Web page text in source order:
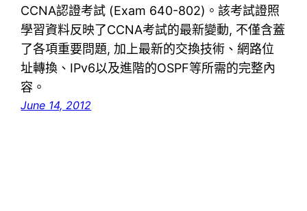
CCNA認證考試 (Exam 640-802)。該考試證照
學習資料反映了CCNA考試的最新變動, 不僅含蓋
了各項重要問題, 加上最新的交換技術、網路位
址轉換、IPv6以及進階的OSPF等所需的完整內
容。
June 14, 2012